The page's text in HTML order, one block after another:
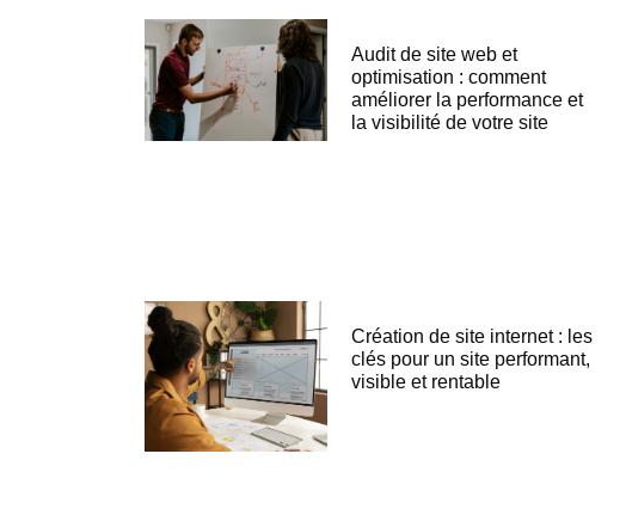
Audit de site web et
optimisation : comment
améliorer la performance et
la visibilité de votre site
Création de site internet : les
clés pour un site performant,
visible et rentable